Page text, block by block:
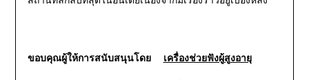
ขอบคุณผู้ให้การสนับสนุนโดย เครื่องช่วยฟังผู้สูงอายุ